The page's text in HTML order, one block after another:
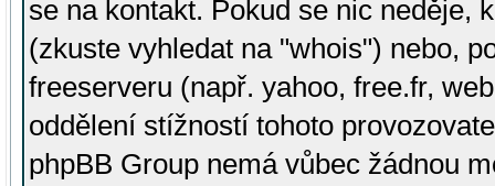
se na kontakt. Pokud se nic neděje,
(zkuste vyhledat na "whois") nebo,
freeserveru (např. yahoo, free.fr,
oddělení stížností tohoto
phpBB Group nemá vůbec žádnou